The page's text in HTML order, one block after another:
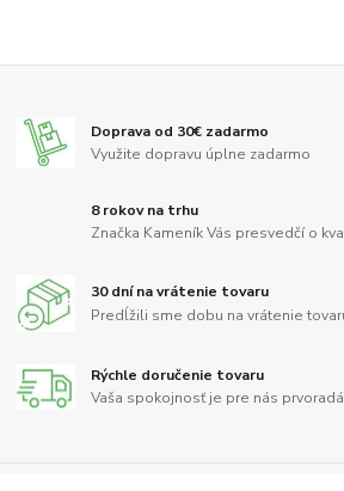
Doprava od 30€ zadarmo
Využite dopravu úplne zadarmo
8 rokov na trhu
Značka Kameník Vás presvedčí o
30 dní na vrátenie tovaru
Predĺžili sme dobu na vrátenie
Rýchle doručenie tovaru
Vaša spokojnosť je pre nás prvoradá